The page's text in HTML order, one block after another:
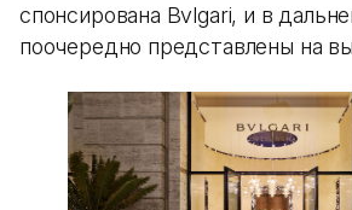
спонсирована Bvlgari, и в
поочередно представлены на